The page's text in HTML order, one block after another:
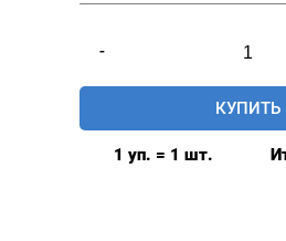
-
товара
Люверсы
КУПИТЬ
1 уп. = 1 шт.